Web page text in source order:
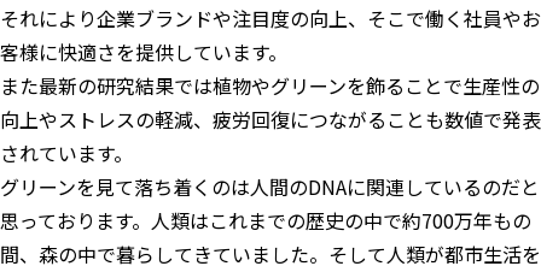
それにより企業ブランドや注目度の向上、そこで働く社員やお
客様に快適さを提供しています。
また最新の研究結果では植物やグリーンを飾ることで生産性の
向上やストレスの軽減、疲労回復につながることも数値で発表
されています。
グリーンを見て落ち着くのは人間のDNAに関連しているのだと
思っております。人類はこれまでの歴史の中で約700万年もの
間、森の中で暮らしてきていました。そして人類が都市生活を